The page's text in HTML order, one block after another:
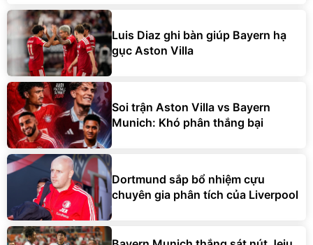
Luis Diaz ghi bàn giúp Bayern hạ
gục Aston Villa
Soi trận Aston Villa vs Bayern
Munich: Khó phân thắng bại
Dortmund sắp bổ nhiệm cựu
chuyên gia phân tích của Liverpool